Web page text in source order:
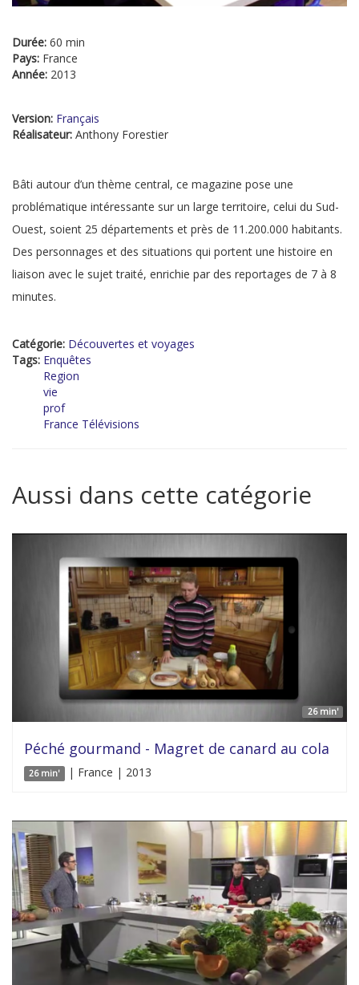
Durée: 60 min
Pays: France
Année: 2013
Version: Français
Réalisateur: Anthony Forestier
Bâti autour d’un thème central, ce magazine pose une
problématique intéressante sur un large territoire, celui du Sud-
Ouest, soient 25 départements et près de 11.200.000 habitants.
Des personnages et des situations qui portent une histoire en
liaison avec le sujet traité, enrichie par des reportages de 7 à 8
minutes.
Catégorie: Découvertes et voyages
Tags: Enquêtes
Region
vie
prof
France Télévisions
Aussi dans cette catégorie
26 min'
Péché gourmand - Magret de canard au cola
26 min' | France | 2013